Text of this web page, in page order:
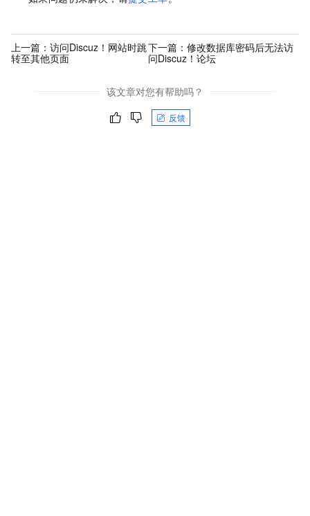
上一篇： 访问Discuz！网站时跳
转至其他页面
下一篇：修改数据库密码后无法访
问Discuz！论坛
该文章对您有帮助吗？
反馈